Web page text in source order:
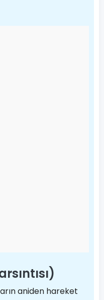
aniden hareket